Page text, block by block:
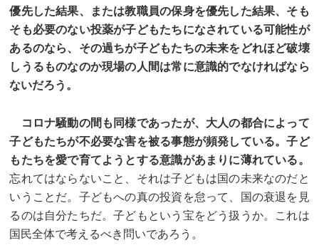
優先した結果、または教職員の保身を優先した結果、そも
そも必要のない投薬が子どもたちになされている可能性が
あるのなら、その過ちが子どもたちの未来をどれほど破壊
しうるものなのか現場の人間は常に意識的でなければなら
ないだろう。
コロナ騒動の間も同様であったが、大人の都合によって
子どもたちが不必要な害を被る事態が頻発している。子ど
もたちを愛で育てようとする意識があまりに薄れている。
忘れてはならないこと、それは子どもは国の未来なのだと
いうことだ。子どもへの真の投資を怠って、国の衰退を見
るのは自分たちだ。子どもという宝をどう扱うか。これは
国民全体で考えるべき問いであろう。